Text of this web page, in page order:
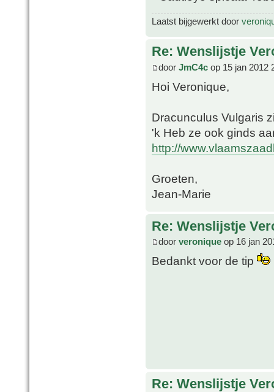
Laatst bijgewerkt door
Re: Wenslijstje
door JmC4c op 15 jan 2012
Hoi Veronique,
Dracunculus Vulgaris
'k Heb ze ook ginds
http://
Groeten,
Jean-Marie
Re: Wenslijstje
door veronique op 16 jan
Bedankt voor de tip
Re: Wenslijstje